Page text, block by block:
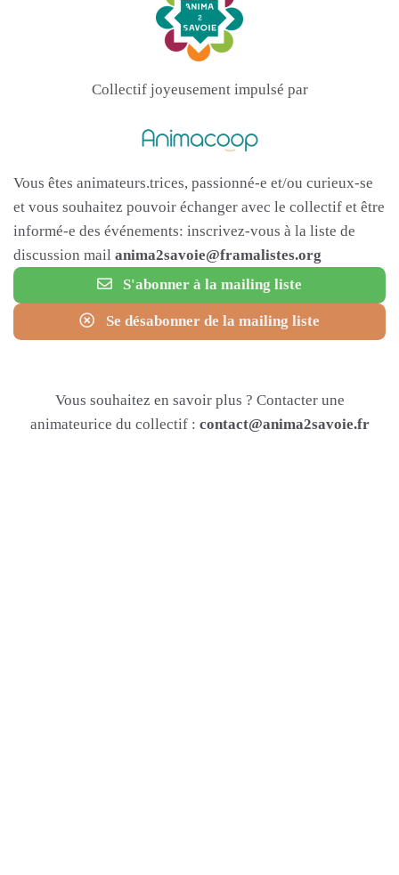
Collectif joyeusement impulsé par
Vous êtes animateurs.trices, passionné-e et/ou curieux-se
et vous souhaitez pouvoir échanger avec le collectif et être
informé-e des événements: inscrivez-vous à la liste de
discussion mail anima2savoie@framalistes.org
S'abonner à la mailing liste
Se désabonner de la mailing liste
Vous souhaitez en savoir plus ? Contacter une
animateurice du collectif : contact@anima2savoie.fr